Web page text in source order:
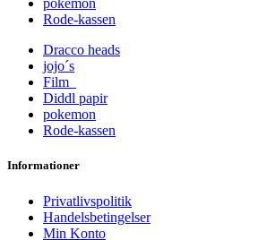
pokemon
Rode-kassen
Dracco heads
jojo´s
Film
Diddl papir
pokemon
Rode-kassen
Informationer
Privatlivspolitik
Handelsbetingelser
Min Konto